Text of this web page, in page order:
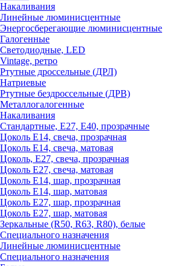
Накаливания
Линейные люминисцентные
Энергосберегающие люминисцентные
Галогенные
Светодиодные, LED
Vintage, ретро
Ртутные дроссельные (ДРЛ)
Натриевые
Ртутные бездроссельные (ДРВ)
Металлогалогенные
Накаливания
Стандартные, Е27, Е40, прозрачные
Цоколь Е14, свеча, прозрачная
Цоколь Е14, свеча, матовая
Цоколь, Е27, свеча, прозрачная
Цоколь Е27, свеча, матовая
Цоколь Е14, шар, прозрачная
Цоколь Е14, шар, матовая
Цоколь Е27, шар, прозрачная
Цоколь Е27, шар, матовая
Зеркальные (R50, R63, R80), белые
Специального назначения
Линейные люминисцентные
Специального назначения